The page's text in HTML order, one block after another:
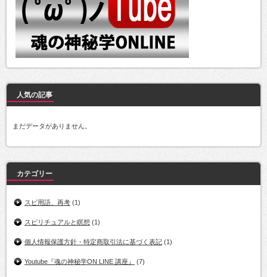
人気の記事
まだデータがありません。
カテゴリー
スピ用語、再考 (1)
スピリチュアルと瞑想 (1)
個人情報保護方針・特定商取引法に基づく表記 (1)
Youtube『魂の神秘学ON LINE 講座』 (7)